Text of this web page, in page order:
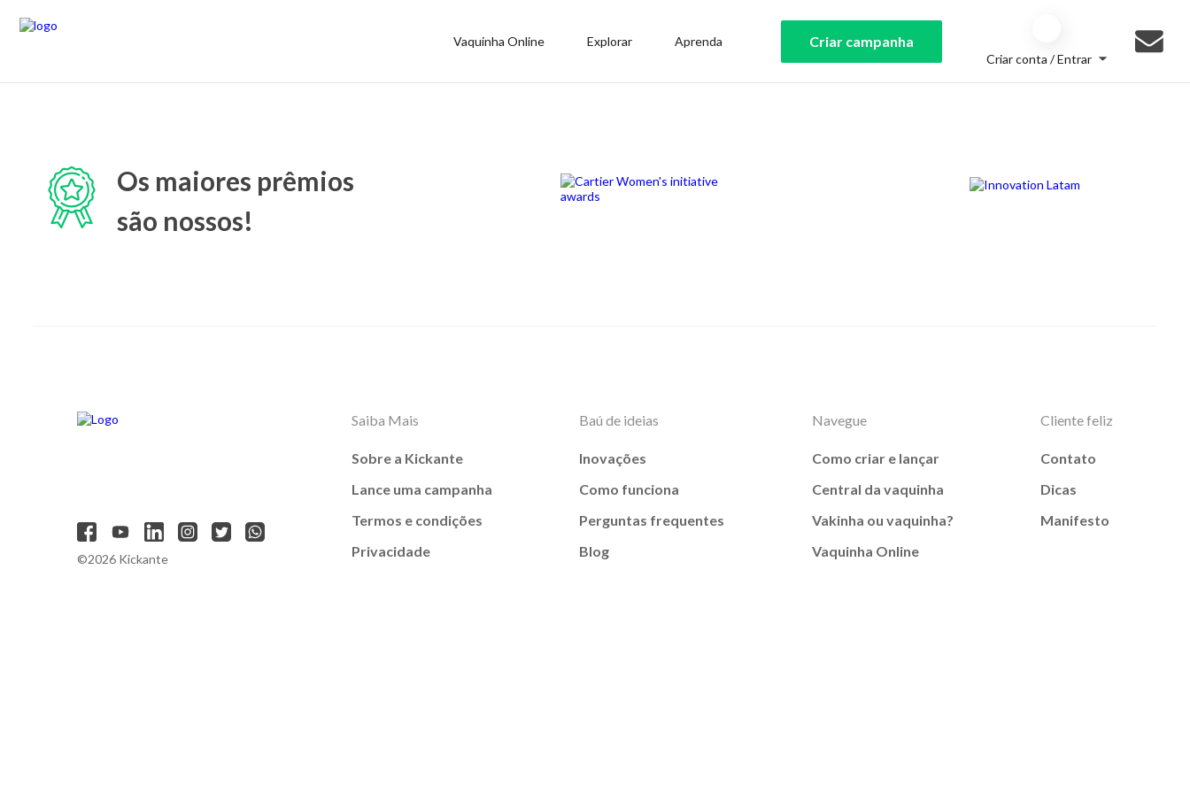
Vaquinha Online Explorar Aprenda Criar campanha
Criar conta / Entrar
Os maiores prêmios
são nossos!
©2026 Kickante
Saiba Mais
Sobre a Kickante
Lance uma campanha
Termos e condições
Privacidade
Baú de ideias
Inovações
Como funciona
Perguntas frequentes
Blog
Navegue
Como criar e lançar
Central da vaquinha
Vakinha ou vaquinha?
Vaquinha Online
Cliente feliz
Contato
Dicas
Manifesto